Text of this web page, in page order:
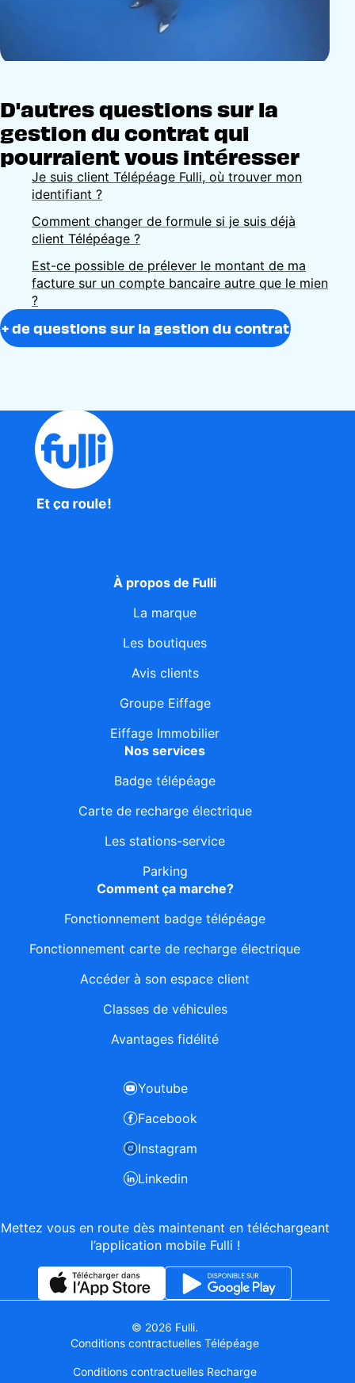
D'autres questions sur la
gestion du contrat qui
pourraient vous intéresser
Je suis client Télépéage Fulli, où trouver mon
identifiant ?
Comment changer de formule si je suis déjà
client Télépéage ?
Est-ce possible de prélever le montant de ma
facture sur un compte bancaire autre que le mien
?
+ de questions sur la gestion du contrat
Mettez vous en route dès maintenant en téléchargeant
l’application mobile Fulli !
À propos de Fulli
La marque
Les boutiques
Avis clients
Groupe Eiffage
Eiffage Immobilier
Nos services
Badge télépéage
Carte de recharge électrique
Les stations-service
Parking
Comment ça marche?
Fonctionnement badge télépéage
Fonctionnement carte de recharge électrique
Accéder à son espace client
Classes de véhicules
Avantages fidélité
Youtube
Facebook
Instagram
Linkedin
© 2026 Fulli.
Conditions contractuelles Télépéage
Conditions contractuelles Recharge